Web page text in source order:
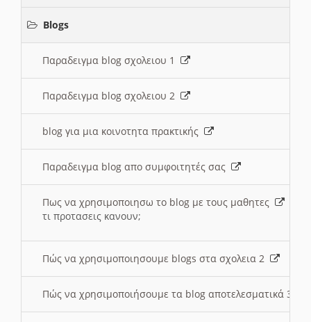
Blogs
Παραδειγμα blog σχολειου 1
Παραδειγμα blog σχολειου 2
blog για μια κοινοτητα πρακτικής
Παραδειγμα blog απο συμφοιτητές σας
Πως να χρησιμοποιησω το blog με τους μαθητες
τι προτασεις κανουν;
Πώς να χρησιμοποιησουμε blogs στα σχολεια 2
Πώς να χρησιμοποιήσουμε τα blog αποτελεσματικά 3